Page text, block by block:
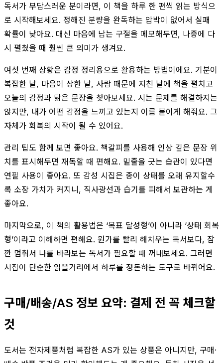
독서가 부담스러운 분이라면, 이 책을 하루 한 편씩 읽는 방식으
로 시작해보세요. 정해진 분량을 완독하는 압박이 없어서 실패
확률이 낮아요. 대신 마음에 남는 구절을 메모해두면, 나중에 다
시 펼쳤을 때 훨씬 큰 의미가 생겨요.
여섯 번째 상황은 감정 정리용으로 활용하는 방법이에요. 기분이
복잡한 날, 마음이 상한 날, 사람 때문에 지친 날에 책을 펼치고
오늘의 감정과 닮은 문장을 찾아보세요. 시는 문제를 해결하지는
않지만, 내가 어떤 감정을 느끼고 있는지 이름 붙이게 해줘요. 그
자체가 회복의 시작이 될 수 있어요.
관리 팁도 함께 보면 좋아요. 책갈피를 사용해 인상 깊은 문장 위
치를 표시해두면 재독할 때 편해요. 밑줄을 긋는 습관이 있다면
연필 사용이 좋아요. 또 감성 시집은 종이 상태를 오래 유지할수
록 소장 가치가 커지니, 직사광선과 습기를 피해서 보관하는 게
좋아요.
마지막으로, 이 책의 활용법은 ‘목표 달성형’이 아니라 ‘상태 회복
형’이라고 이해하면 편해요. 뭔가를 빨리 해치우는 독서보다, 잠
깐 멈춰서 나를 바라보는 독서가 필요할 때 꺼내보세요. 그러면
시집이 단순한 읽을거리에서 하루를 정돈하는 도구로 바뀌어요.
구매/배송/AS 정보 요약: 결제 전 꼭 체크할
것
도서는 전자제품처럼 복잡한 AS가 있는 상품은 아니지만, 구매·